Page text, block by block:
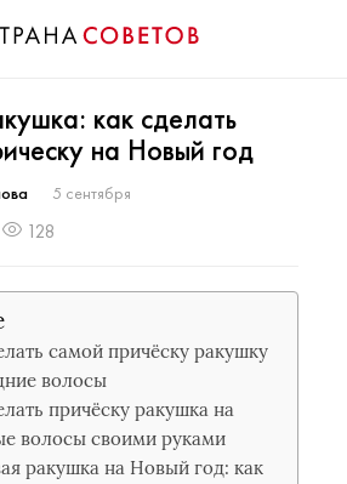
как сделать
на Новый год
5 сентября
128
самой причёску ракушку
волосы
причёску ракушка на
волосы своими руками
ракушка на Новый год: как